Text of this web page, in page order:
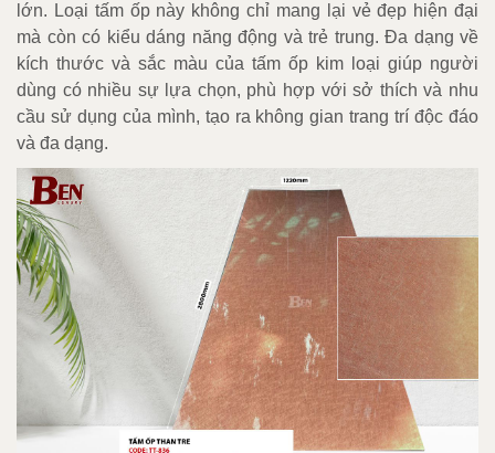
lớn. Loại tấm ốp này không chỉ mang lại vẻ đẹp hiện đại
mà còn có kiểu dáng năng động và trẻ trung. Đa dạng về
kích thước và sắc màu của tấm ốp kim loại giúp người
dùng có nhiều sự lựa chọn, phù hợp với sở thích và nhu
cầu sử dụng của mình, tạo ra không gian trang trí độc đáo
và đa dạng.